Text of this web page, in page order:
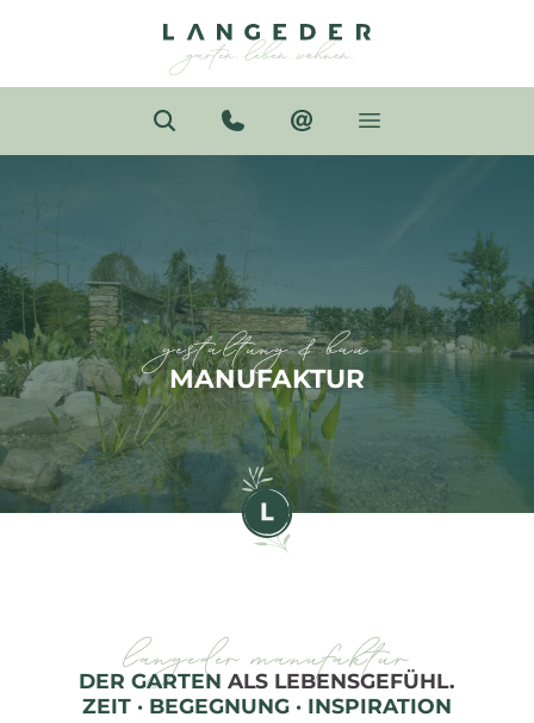
gestaltung & bau
MANUFAKTUR
langeder manufaktur
DER GARTEN ALS LEBENSGEFÜHL.
ZEIT · BEGEGNUNG · INSPIRATION